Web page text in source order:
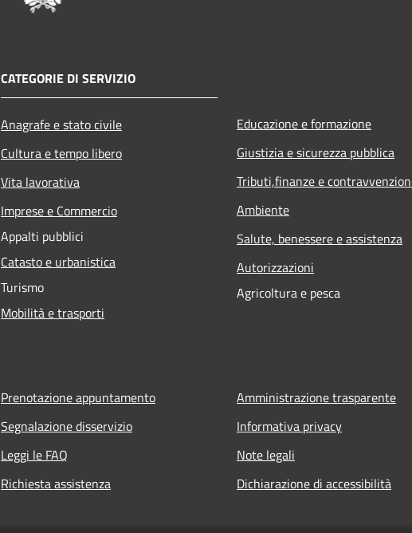
CATEGORIE DI SERVIZIO
Anagrafe e stato civile
Cultura e tempo libero
Vita lavorativa
Imprese e Commercio
Appalti pubblici
Catasto e urbanistica
Turismo
Mobilità e trasporti
Educazione e formazione
Giustizia e sicurezza pubblica
Tributi,finanze e
Ambiente
Salute, benessere e assistenza
Autorizzazioni
Agricoltura e pesca
Prenotazione appuntamento
Segnalazione disservizio
Leggi le FAQ
Richiesta assistenza
Amministrazione trasparente
Informativa privacy
Note legali
Dichiarazione di accessibilità